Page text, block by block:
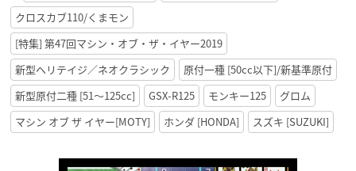
クロスカブ110/くまモン
[特集] 第47回マシン・オブ・ザ・イヤー2019
新型ヘリテイジ／ネオクラシック
原付一種 [50cc以下]/新基準原付
新型原付二種 [51〜125cc]
GSX-R125 モンキー125
グロム
マシン オブ ザ イヤー[MOTY]
ホンダ [HONDA] スズキ [SUZUKI]